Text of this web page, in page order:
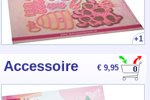
+1
€ 9,95
Accessoire